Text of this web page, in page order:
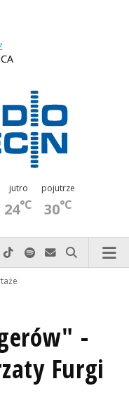
jutro
24°C
pojutrze
30°C
do nas zadzwoń
na Facebook-u
nas na X
Odwiedź nas na Instagram-ie
Odwiedź nas na TikTok-u
Szukaj nas na Spotify
Wyślij do nas
Szukaj
-
Furgi